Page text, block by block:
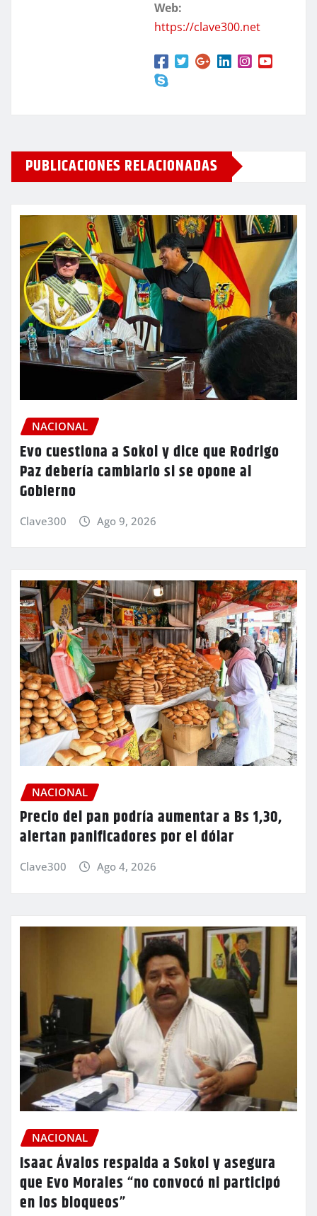
Web:
https://clave300.net
PUBLICACIONES RELACIONADAS
NACIONAL
Evo cuestiona a Sokol y dice que Rodrigo
Paz debería cambiarlo si se opone al
Gobierno
Clave300 Ago 9, 2026
NACIONAL
Precio del pan podría aumentar a Bs 1,30,
alertan panificadores por el dólar
Clave300 Ago 4, 2026
NACIONAL
Isaac Ávalos respalda a Sokol y asegura
que Evo Morales “no convocó ni participó
en los bloqueos”